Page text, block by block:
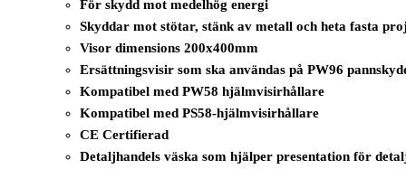
För skydd mot medelhög energi
Skyddar mot stötar, stänk av metall och heta fasta
Visor dimensions 200x400mm
Ersättningsvisir som ska användas på PW96
Kompatibel med PW58 hjälmvisirhållare
Kompatibel med PS58-hjälmvisirhållare
CE Certifierad
Detaljhandels väska som hjälper presentation för